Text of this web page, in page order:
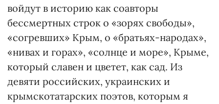
войдут в историю как соавторы
бессмертных строк о «зорях свободы»,
«согревших» Крым, о «братьях-народах»,
«нивах и горах», «солнце и море», Крыме,
который славен и цветет, как сад. Из
девяти российских, украинских и
крымскотатарских поэтов, которым я